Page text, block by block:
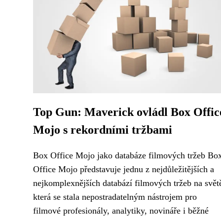
Top Gun: Maverick ovládl Box
Mojo s rekordními tržbami
Box Office Mojo jako databáze filmových tržeb
Office Mojo představuje jednu z nejdůležitějších a
nejkomplexnějších databází filmových tržeb na
která se stala nepostradatelným nástrojem pro
filmové profesionály, analytiky, novináře i běžné